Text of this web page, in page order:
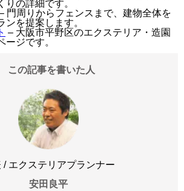
りの詳細です。
門周りからフェンスまで、建物全体を
ンを提案します。
– 大阪市平野区のエクステリア・造園
ージです。
この記事を書いた人
/ エクステリアプランナー
安田良平